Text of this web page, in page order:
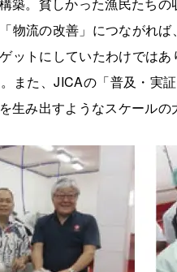
物流の改善」につながれ
ットにしていたわけでは
また、JICAの「普及・実
生み出すようなスケールの